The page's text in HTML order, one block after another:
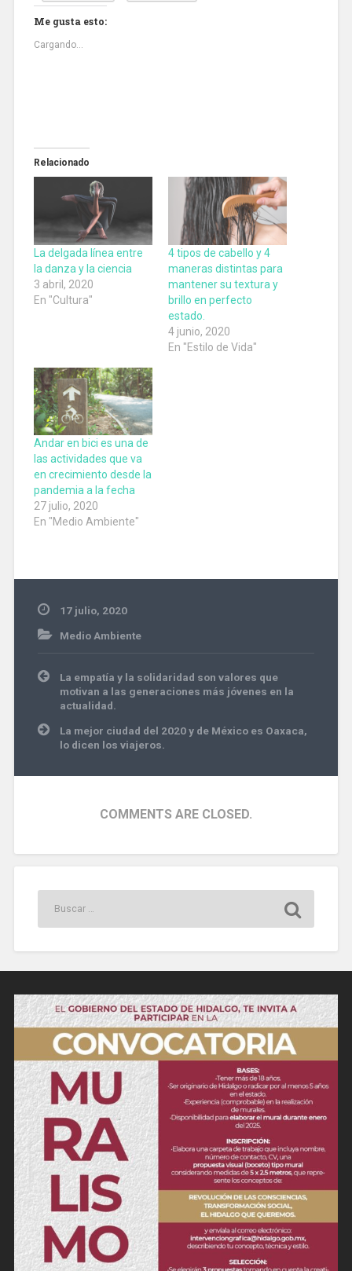
Me gusta esto:
Cargando...
Relacionado
La delgada línea entre
la danza y la ciencia
3 abril, 2020
En "Cultura"
4 tipos de cabello y 4
maneras distintas para
mantener su textura y
brillo en perfecto
estado.
4 junio, 2020
En "Estilo de Vida"
Andar en bici es una de
las actividades que va
en crecimiento desde la
pandemia a la fecha
27 julio, 2020
En "Medio Ambiente"
17 julio, 2020
Medio Ambiente
Navegación
de
entradas
La empatía y la solidaridad son valores que
motivan a las generaciones más jóvenes en la
actualidad.
La mejor ciudad del 2020 y de México es Oaxaca,
lo dicen los viajeros.
COMMENTS ARE CLOSED.